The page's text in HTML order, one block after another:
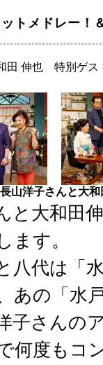
トメドレー！
田 伸也 特別ゲス
山洋子さんと大和
と大和田
ます。
八代は「
あの「水
子さんの
何度もコ